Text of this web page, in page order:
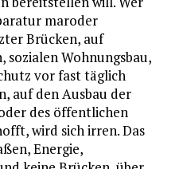
maroder
Brücken, auf
Wohnungsbau,
vor fast täglich
auf den Ausbau der
des öffentlichen
wird sich irren. Das
Energie,